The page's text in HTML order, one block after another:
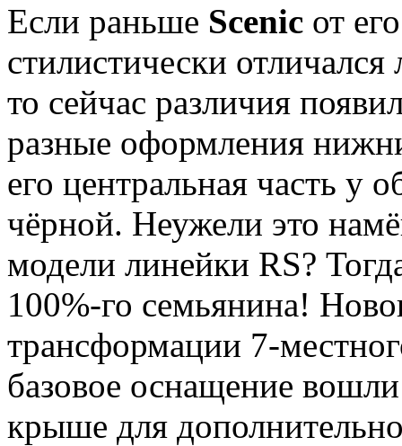
Если раньше Scenic от
стилистически
то сейчас различия
разные оформления
его центральная часть у
чёрной. Неужели это
модели линейки RS?
100%-го семьянина!
трансформации 7-
базовое оснащение
крыше для